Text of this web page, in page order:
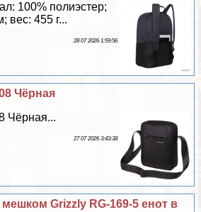
100% полиэстер;
вес: 455 г...
28 07 2026 1:59:56
Чёрная
Чёрная...
27 07 2026 3:43:38
Grizzly RG-169-5 енот в